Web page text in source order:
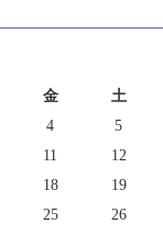
金 土
4
5
11
12
18
19
25
26